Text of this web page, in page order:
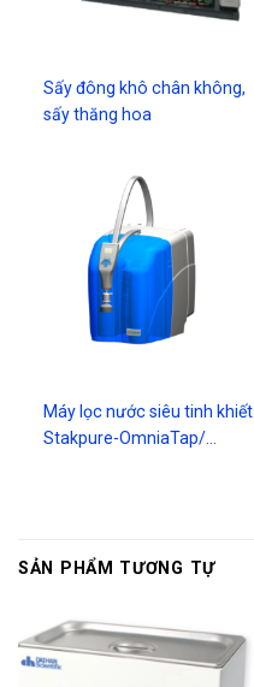
Sấy đông khô chân không,
sấy thăng hoa
Máy lọc nước siêu tinh khiết
Stakpure-OmniaTap/…
SẢN PHẨM TƯƠNG TỰ